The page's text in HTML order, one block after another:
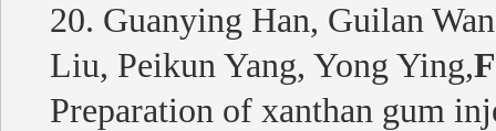
20. Guanying Han, Guilan
Liu, Peikun Yang, Yong Ying,
Preparation of xanthan gum